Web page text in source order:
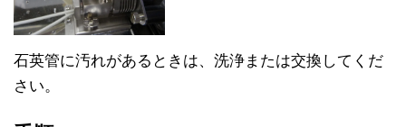
石英管に汚れがあるときは、洗浄または交換してくだ
さい。